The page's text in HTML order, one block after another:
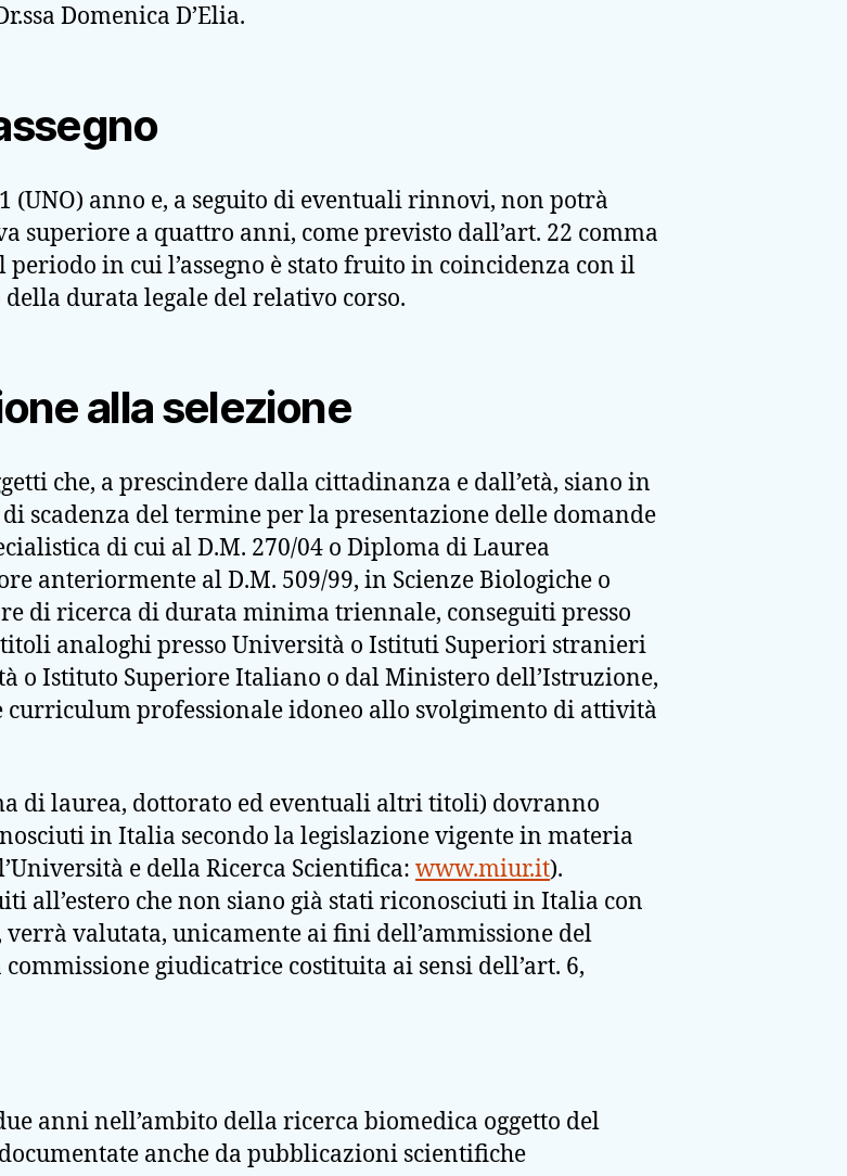
Domenica D’Elia.
(UNO) anno e, a seguito di eventuali rinnovi, non potrà
superiore a quattro anni, come previsto dall’art. 22 comma
periodo in cui l’assegno è stato fruito in coincidenza con il
durata legale del relativo corso.
alla selezione
che, a prescindere dalla cittadinanza e dall’età, siano in
scadenza del termine per la presentazione delle domande
di cui al D.M. 270/04 o Diploma di Laurea
anteriormente al D.M. 509/99, in Scienze Biologiche o
di ricerca di durata minima triennale, conseguiti presso
analoghi presso Università o Istituti Superiori stranieri
o Istituto Superiore Italiano o dal Ministero dell’Istruzione,
curriculum professionale idoneo allo svolgimento di attività
di laurea, dottorato ed eventuali altri titoli) dovranno
in Italia secondo la legislazione vigente in materia
e della Ricerca Scientifica: www.miur.it).
all’estero che non siano già stati riconosciuti in Italia con
valutata, unicamente ai fini dell’ammissione del
giudicatrice costituita ai sensi dell’art. 6,
anni nell’ambito della ricerca biomedica oggetto del
anche da pubblicazioni scientifiche